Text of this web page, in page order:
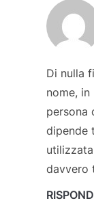
Di nulla
nome,
persona
dipende
davvero